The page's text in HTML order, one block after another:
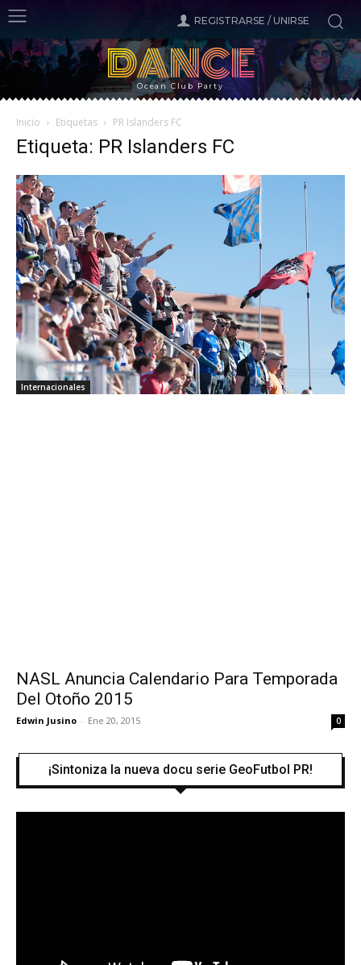
REGISTRARSE / UNIRSE
DANCE
Ocean Club Party
Inicio Etiquetas PR Islanders FC
Etiqueta: PR Islanders FC
Internacionales
NASL Anuncia Calendario Para Temporada
Del Otoño 2015
Edwin Jusino - Ene 20, 2015 0
¡Sintoniza la nueva docu serie GeoFutbol PR!